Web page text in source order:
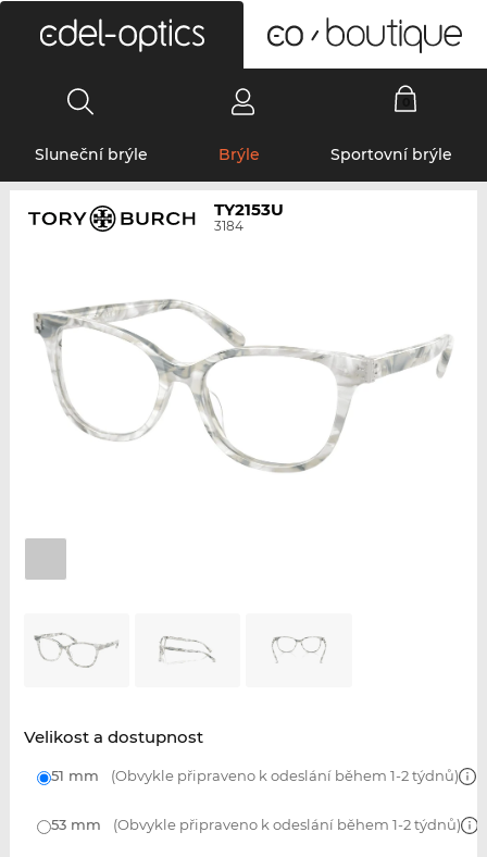
Sluneční brýle Brýle Sportovní brýle
TY2153U
3184
Velikost a dostupnost
51 mm (Obvykle připraveno k odeslání během 1-2 týdnů)
53 mm (Obvykle připraveno k odeslání během 1-2 týdnů)